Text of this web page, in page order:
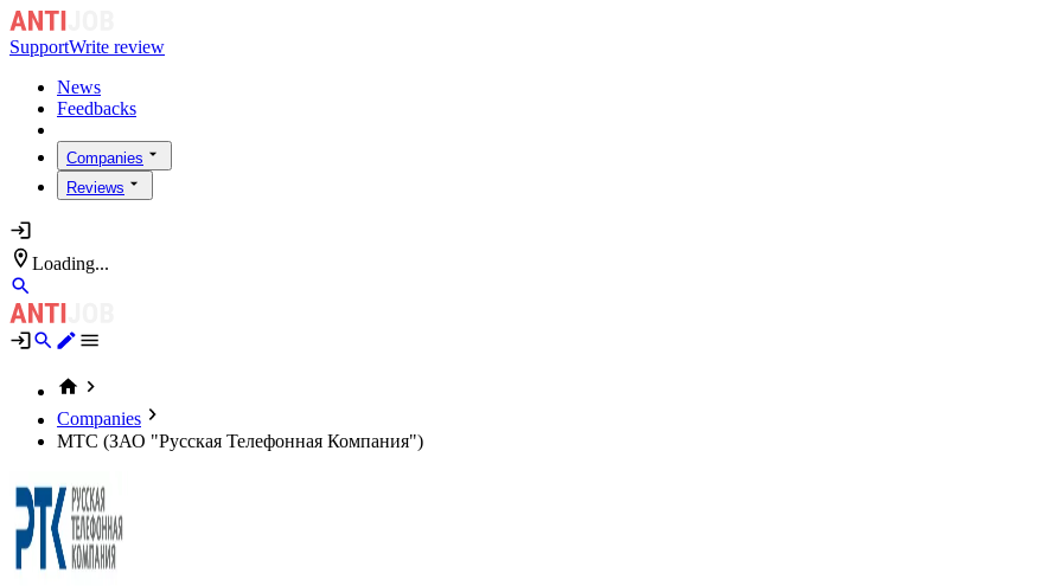
SupportWrite review
News
Feedbacks
Companies
Reviews
Loading...
Companies
МТС (ЗАО "Русская Телефонная Компания")